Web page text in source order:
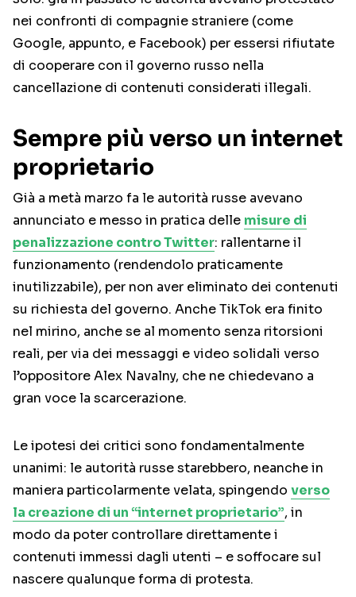
nei confronti di compagnie straniere (come
Google, appunto, e Facebook) per essersi rifiutate
di cooperare con il governo russo nella
cancellazione di contenuti considerati illegali.
Sempre più verso un internet
proprietario
Già a metà marzo fa le autorità russe avevano
annunciato e messo in pratica delle misure di
penalizzazione contro Twitter: rallentarne il
funzionamento (rendendolo praticamente
inutilizzabile), per non aver eliminato dei contenuti
su richiesta del governo. Anche TikTok era finito
nel mirino, anche se al momento senza ritorsioni
reali, per via dei messaggi e video solidali verso
l’oppositore Alex Navalny, che ne chiedevano a
gran voce la scarcerazione.
Le ipotesi dei critici sono fondamentalmente
unanimi: le autorità russe starebbero, neanche in
maniera particolarmente velata, spingendo verso
la creazione di un “internet proprietario”, in
modo da poter controllare direttamente i
contenuti immessi dagli utenti – e soffocare sul
nascere qualunque forma di protesta.